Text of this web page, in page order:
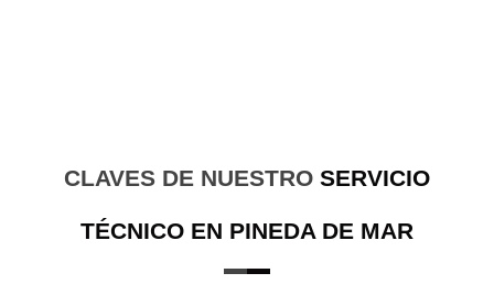
CLAVES DE NUESTRO SERVICIO
TÉCNICO EN PINEDA DE MAR